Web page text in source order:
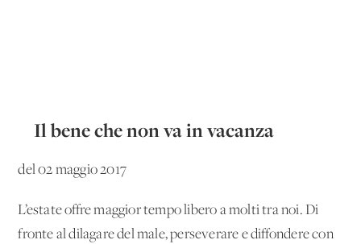
Il bene che non va in vacanza
del 02 maggio 2017
L’estate offre maggior tempo libero a molti tra noi. Di
fronte al dilagare del male, perseverare e diffondere con